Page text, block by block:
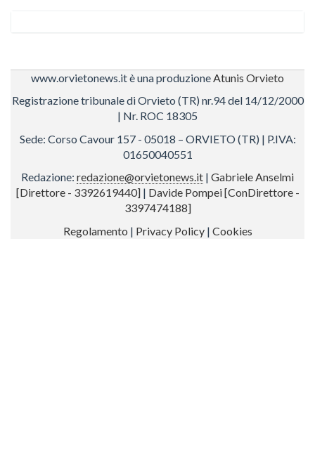
www.orvietonews.it è una produzione Atunis Orvieto
Registrazione tribunale di Orvieto (TR) nr.94 del 14/12/2000
| Nr. ROC 18305
Sede: Corso Cavour 157 - 05018 – ORVIETO (TR) | P.IVA:
01650040551
Redazione: redazione@orvietonews.it | Gabriele Anselmi
[Direttore - 3392619440]| Davide Pompei [ConDirettore -
3397474188]
Regolamento | Privacy Policy| Cookies